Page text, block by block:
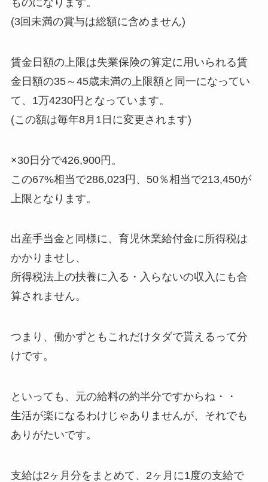
(3回未満の賞与は総額に含めません)
賃金日額の上限は失業保険の算定に用いられる賃
金日額の35～45歳未満の上限額と同一になってい
て、1万4230円となっています。
(この額は毎年8月1日に変更されます)
×30日分で426,900円。
この67%相当で286,023円、50％相当で213,450が
上限となります。
出産手当金と同様に、育児休業給付金に所得税は
かかりませし、
所得税法上の扶養に入る・入らないの収入にも合
算されません。
つまり、働かずともこれだけタダで貰えるって分
けです。
といっても、元の給料の約半分ですからね・・
生活が楽になるわけじゃありませんが、それでも
ありがたいです。
支給は2ヶ月分をまとめて、2ヶ月に1度の支給で